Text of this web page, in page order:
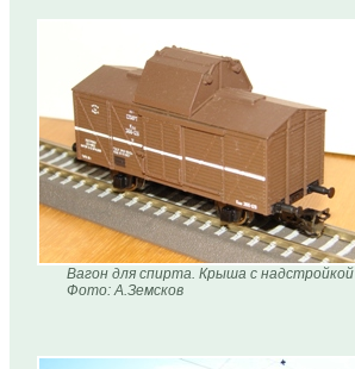
Вагон для спирта. Крыша с надстройкой
Фото: А.Земсков